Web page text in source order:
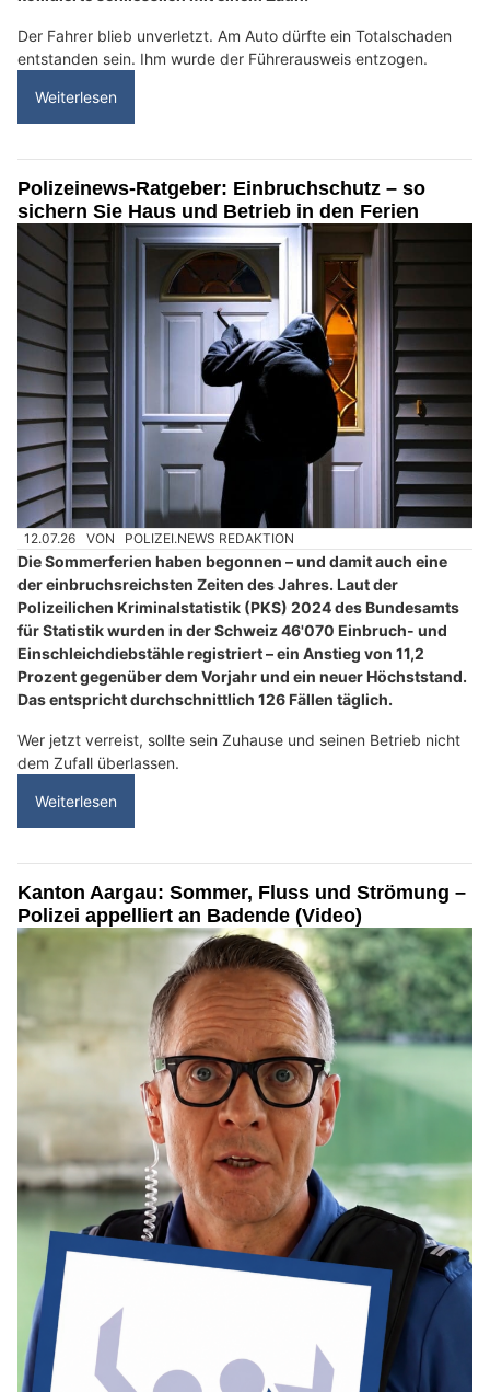
Der Fahrer blieb unverletzt. Am Auto dürfte ein Totalschaden
entstanden sein. Ihm wurde der Führerausweis entzogen.
Weiterlesen
Polizeinews-Ratgeber: Einbruchschutz – so
sichern Sie Haus und Betrieb in den Ferien
12.07.26 VON POLIZEI.NEWS REDAKTION
Die Sommerferien haben begonnen – und damit auch eine
der einbruchsreichsten Zeiten des Jahres. Laut der
Polizeilichen Kriminalstatistik (PKS) 2024 des Bundesamts
für Statistik wurden in der Schweiz 46'070 Einbruch- und
Einschleichdiebstähle registriert – ein Anstieg von 11,2
Prozent gegenüber dem Vorjahr und ein neuer Höchststand.
Das entspricht durchschnittlich 126 Fällen täglich.
Wer jetzt verreist, sollte sein Zuhause und seinen Betrieb nicht
dem Zufall überlassen.
Weiterlesen
Kanton Aargau: Sommer, Fluss und Strömung –
Polizei appelliert an Badende (Video)